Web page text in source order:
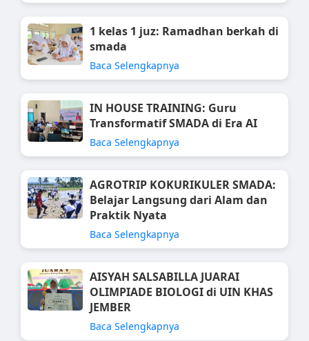
1 kelas 1 juz: Ramadhan berkah di
smada
Baca Selengkapnya
IN HOUSE TRAINING: Guru
Transformatif SMADA di Era AI
Baca Selengkapnya
AGROTRIP KOKURIKULER SMADA:
Belajar Langsung dari Alam dan
Praktik Nyata
Baca Selengkapnya
AISYAH SALSABILLA JUARAI
OLIMPIADE BIOLOGI di UIN KHAS
JEMBER
Baca Selengkapnya